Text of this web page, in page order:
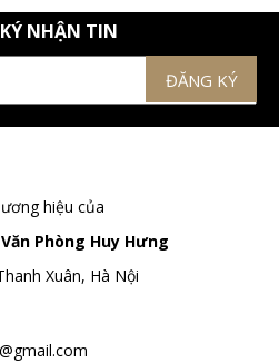
NHẬN TIN
hiệu của
Phòng Huy Hưng
Xuân, Hà Nội